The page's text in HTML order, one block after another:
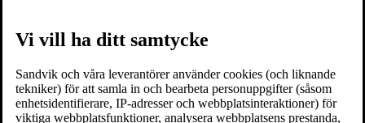
Vi vill ha ditt samtycke
Sandvik och våra leverantörer använder cookies (och liknande
tekniker) för att samla in och bearbeta personuppgifter (såsom
enhetsidentifierare, IP-adresser och webbplatsinteraktioner) för
viktiga webbplatsfunktioner, analysera webbplatsens prestanda,